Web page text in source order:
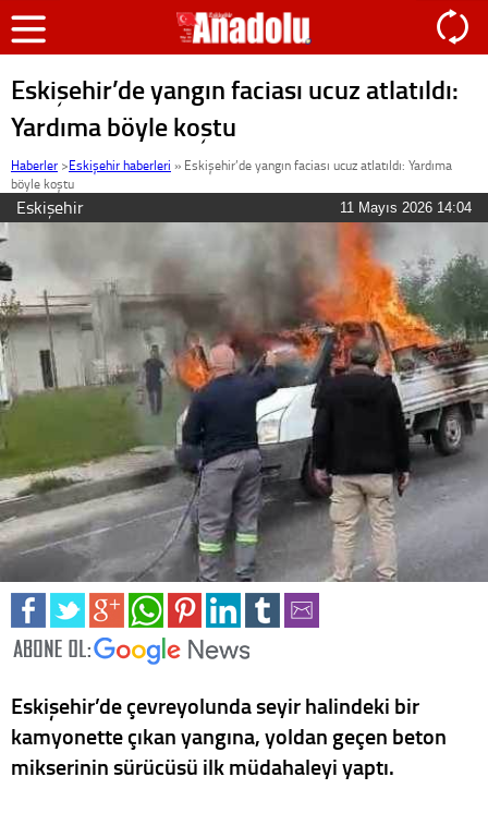
Eskişehir’de yangın faciası ucuz atlatıldı:
Yardıma böyle koştu
Haberler >Eskişehir haberleri » Eskişehir’de yangın faciası ucuz atlatıldı: Yardıma
böyle koştu
Eskişehir 11 Mayıs 2026 14:04
Eskişehir’de çevreyolunda seyir halindeki bir
kamyonette çıkan yangına, yoldan geçen beton
mikserinin sürücüsü ilk müdahaleyi yaptı.